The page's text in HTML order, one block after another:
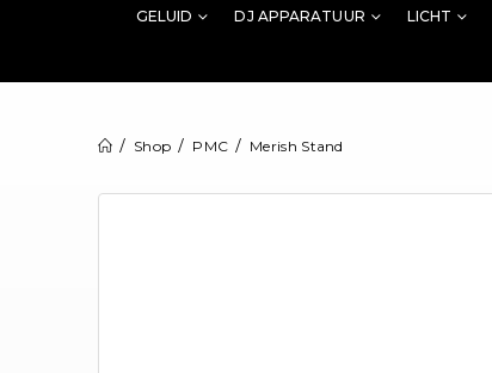
GELUID DJ APPARATUUR LICHT
Shop PMC Merish Stand